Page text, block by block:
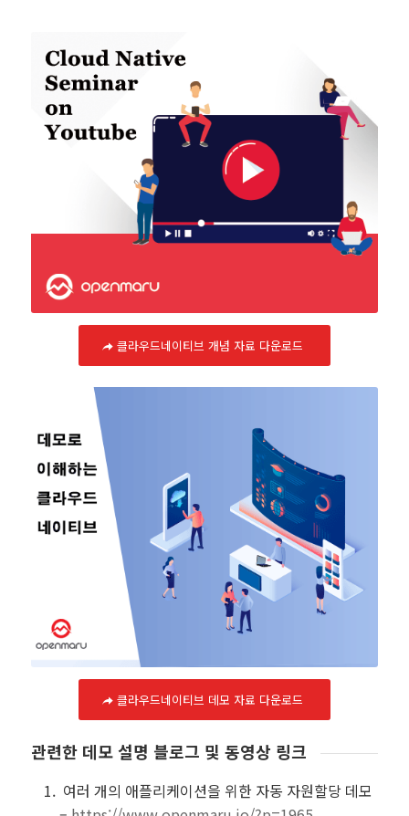
클라우드네이티브 개념 자료 다운로드
클라우드네이티브 데모 자료 다운로드
관련한 데모 설명 블로그 및 동영상 링크
여러 개의 애플리케이션을 위한 자동 자원할당 데모